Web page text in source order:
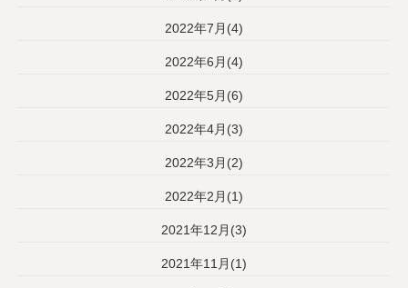
2022年7月(4)
2022年6月(4)
2022年5月(6)
2022年4月(3)
2022年3月(2)
2022年2月(1)
2021年12月(3)
2021年11月(1)